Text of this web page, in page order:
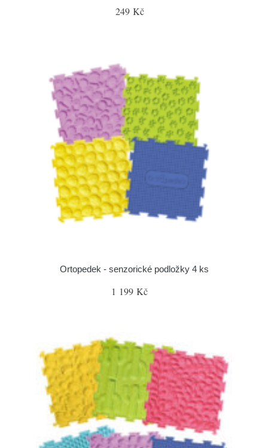
249 Kč
Ortopedek - senzorické podložky 4 ks
1 199 Kč